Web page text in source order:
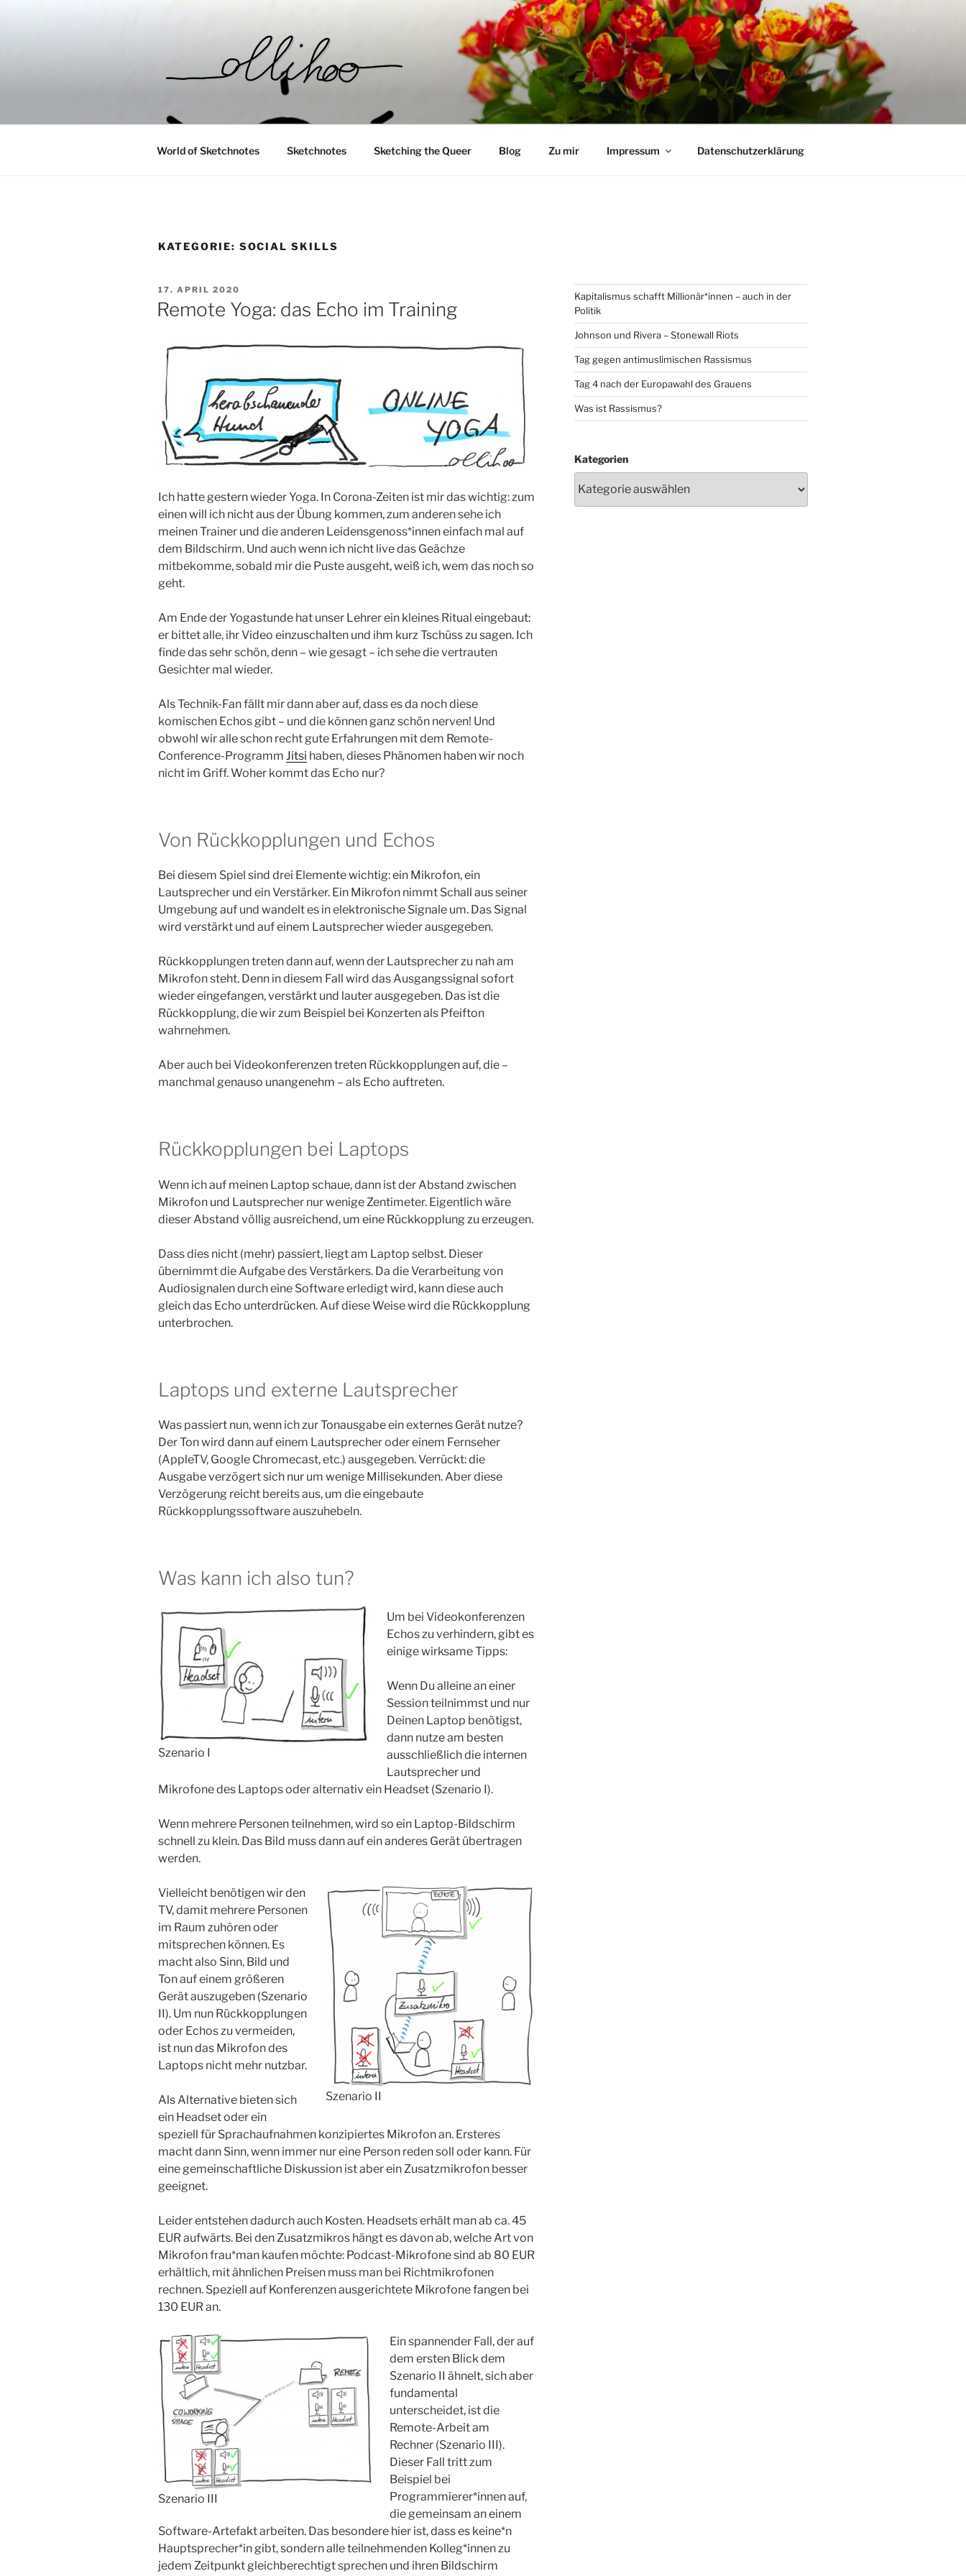
__OLLIHOO__
World of Sketchnotes Sketchnotes Sketching the Queer Blog Zu mir Impressum Datenschutzerklärung
KATEGORIE: SOCIAL SKILLS
VERÖFFENTLICHT
AM
17. APRIL 2020
Remote Yoga: das Echo im Training
Ich hatte gestern wieder Yoga. In Corona-Zeiten ist mir das wichtig: zum
einen will ich nicht aus der Übung kommen, zum anderen sehe ich
meinen Trainer und die anderen Leidensgenoss*innen einfach mal auf
dem Bildschirm. Und auch wenn ich nicht live das Geächze
mitbekomme, sobald mir die Puste ausgeht, weiß ich, wem das noch so
geht.
Am Ende der Yogastunde hat unser Lehrer ein kleines Ritual eingebaut:
er bittet alle, ihr Video einzuschalten und ihm kurz Tschüss zu sagen. Ich
finde das sehr schön, denn – wie gesagt – ich sehe die vertrauten
Gesichter mal wieder.
Als Technik-Fan fällt mir dann aber auf, dass es da noch diese
komischen Echos gibt – und die können ganz schön nerven! Und
obwohl wir alle schon recht gute Erfahrungen mit dem Remote-
Conference-Programm Jitsi haben, dieses Phänomen haben wir noch
nicht im Griff. Woher kommt das Echo nur?
Von Rückkopplungen und Echos
Bei diesem Spiel sind drei Elemente wichtig: ein Mikrofon, ein
Lautsprecher und ein Verstärker. Ein Mikrofon nimmt Schall aus seiner
Umgebung auf und wandelt es in elektronische Signale um. Das Signal
wird verstärkt und auf einem Lautsprecher wieder ausgegeben.
Rückkopplungen treten dann auf, wenn der Lautsprecher zu nah am
Mikrofon steht. Denn in diesem Fall wird das Ausgangssignal sofort
wieder eingefangen, verstärkt und lauter ausgegeben. Das ist die
Rückkopplung, die wir zum Beispiel bei Konzerten als Pfeifton
wahrnehmen.
Aber auch bei Videokonferenzen treten Rückkopplungen auf, die –
manchmal genauso unangenehm – als Echo auftreten.
Rückkopplungen bei Laptops
Wenn ich auf meinen Laptop schaue, dann ist der Abstand zwischen
Mikrofon und Lautsprecher nur wenige Zentimeter. Eigentlich wäre
dieser Abstand völlig ausreichend, um eine Rückkopplung zu erzeugen.
Dass dies nicht (mehr) passiert, liegt am Laptop selbst. Dieser
übernimmt die Aufgabe des Verstärkers. Da die Verarbeitung von
Audiosignalen durch eine Software erledigt wird, kann diese auch
gleich das Echo unterdrücken. Auf diese Weise wird die Rückkopplung
unterbrochen.
Laptops und externe Lautsprecher
Was passiert nun, wenn ich zur Tonausgabe ein externes Gerät nutze?
Der Ton wird dann auf einem Lautsprecher oder einem Fernseher
(AppleTV, Google Chromecast, etc.) ausgegeben. Verrückt: die
Ausgabe verzögert sich nur um wenige Millisekunden. Aber diese
Verzögerung reicht bereits aus, um die eingebaute
Rückkopplungssoftware auszuhebeln.
Was kann ich also tun?
Szenario I
Um bei Videokonferenzen
Echos zu verhindern, gibt es
einige wirksame Tipps:
Wenn Du alleine an einer
Session teilnimmst und nur
Deinen Laptop benötigst,
dann nutze am besten
ausschließlich die internen
Lautsprecher und
Mikrofone des Laptops oder alternativ ein Headset (Szenario I).
Wenn mehrere Personen teilnehmen, wird so ein Laptop-Bildschirm
schnell zu klein. Das Bild muss dann auf ein anderes Gerät übertragen
werden.
Szenario II
Vielleicht benötigen wir den
TV, damit mehrere Personen
im Raum zuhören oder
mitsprechen können. Es
macht also Sinn, Bild und
Ton auf einem größeren
Gerät auszugeben (Szenario
II). Um nun Rückkopplungen
oder Echos zu vermeiden,
ist nun das Mikrofon des
Laptops nicht mehr nutzbar.
Als Alternative bieten sich
ein Headset oder ein
speziell für Sprachaufnahmen konzipiertes Mikrofon an. Ersteres
macht dann Sinn, wenn immer nur eine Person reden soll oder kann. Für
eine gemeinschaftliche Diskussion ist aber ein Zusatzmikrofon besser
geeignet.
Leider entstehen dadurch auch Kosten. Headsets erhält man ab ca. 45
EUR aufwärts. Bei den Zusatzmikros hängt es davon ab, welche Art von
Mikrofon frau*man kaufen möchte: Podcast-Mikrofone sind ab 80 EUR
erhältlich, mit ähnlichen Preisen muss man bei Richtmikrofonen
rechnen. Speziell auf Konferenzen ausgerichtete Mikrofone fangen bei
130 EUR an.
Szenario III
Ein spannender Fall, der auf
dem ersten Blick dem
Szenario II ähnelt, sich aber
fundamental
unterscheidet, ist die
Remote-Arbeit am
Rechner (Szenario III).
Dieser Fall tritt zum
Beispiel bei
Programmierer*innen auf,
die gemeinsam an einem
Software-Artefakt arbeiten. Das besondere hier ist, dass es keine*n
Hauptsprecher*in gibt, sondern alle teilnehmenden Kolleg*innen zu
jedem Zeitpunkt gleichberechtigt sprechen und ihren Bildschirm
Kapitalismus schafft Millionär*innen – auch in der
Politik
Johnson und Rivera – Stonewall Riots
Tag gegen antimuslimischen Rassismus
Tag 4 nach der Europawahl des Grauens
Was ist Rassismus?
Kategorien